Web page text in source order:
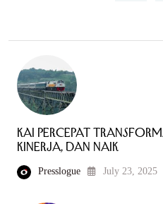
KAI Percepat
Kinerja, dan Naik
Presslogue July 23, 2025